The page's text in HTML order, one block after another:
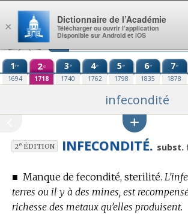
Aller au contenu
1re
1694
2e
1718
3e
1740
4e
1762
5e
1798
6e
1835
7e
1878
infecondité
2eÉDITION INFECONDITÉ. subst.
■ Manque de fecondité, sterilité.
terres ou il y à des mines, est
richesse des metaux qu’elles produisent.
×
Dictionnaire de l’Académie
Télécharger ou ouvrir l’application
Disponible sur Android et iOS